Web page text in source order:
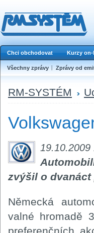
Chci obchodovat Kurzy on-
Všechny zprávy Zprávy od
RM-SYSTÉM
19.10.2009
zvýšil o dvanáct
Německá
valné hromadě
preferenčních